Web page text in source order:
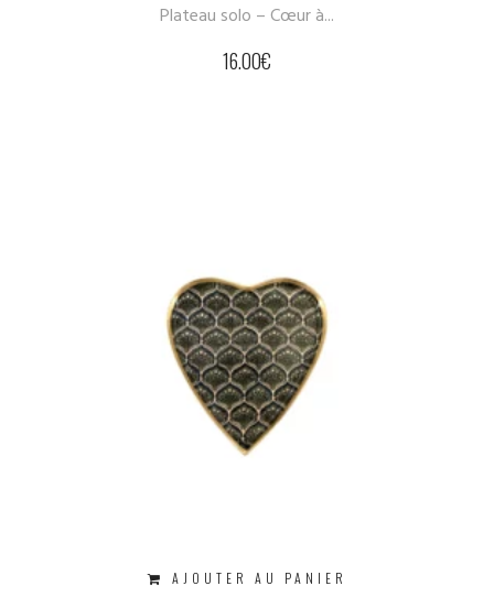
Plateau solo – Cœur à...
16.00€
AJOUTER AU PANIER